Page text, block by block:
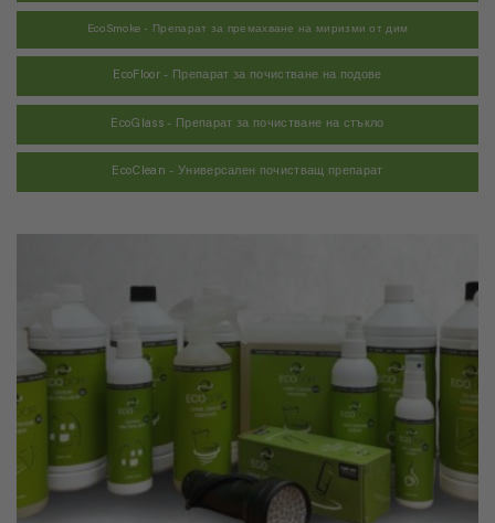
EcoSmoke - Препарат за премахване на миризми от дим
EcoFloor - Препарат за почистване на подове
EcoGlass - Препарат за почистване на стъкло
EcoClean - Универсален почистващ препарат